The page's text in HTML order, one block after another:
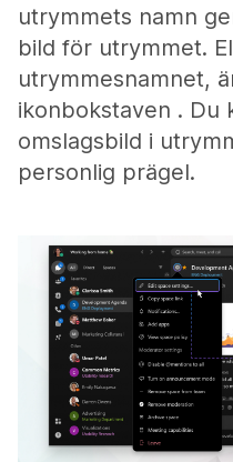
utrymmets namn
bild för utrymmet.
utrymmesnamnet,
ikonbokstaven . Du
omslagsbild i
personlig prägel.